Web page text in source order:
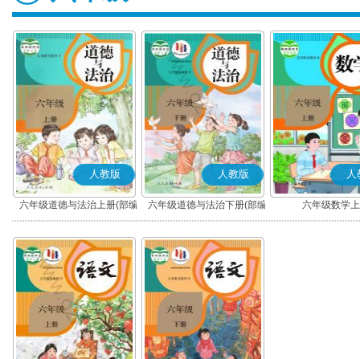
人教版
六年级道德与法治上册(部编
版)
人教版
六年级道德与法治下册(部编
版)
人
六年级数学